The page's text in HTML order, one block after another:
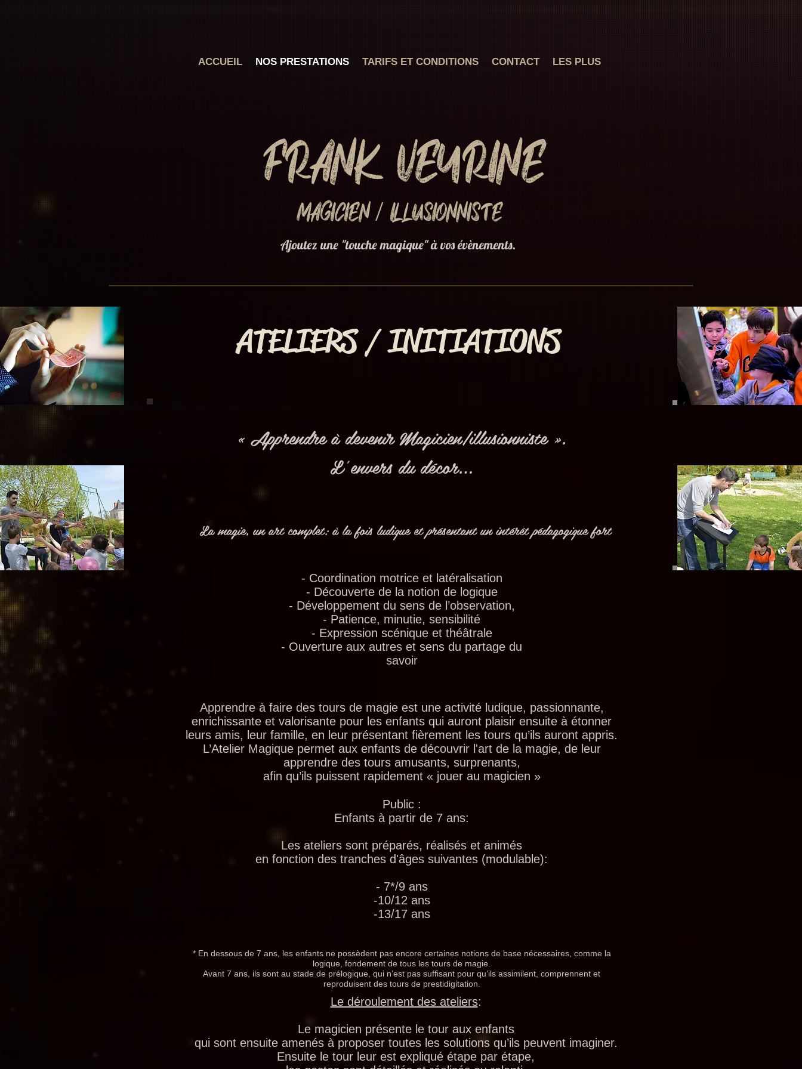
ACCUEIL NOS PRESTATIONS TARIFS ET CONDITIONS CONTACT LES PLUS
Frank Veyrine
Magicien / Illusionniste
Ajoutez une "touche magique" à vos évènements.
ATELIERS / INITIATIONS
« Apprendre à devenir Magicien/illusionniste ».
L’envers du décor…
La magie, un art complet: à la fois ludique et présentant un intérêt pédagogique fort
- Coordination motrice et latéralisation
- Découverte de la notion de logique
- Développement du sens de l’observation,
- Patience, minutie, sensibilité
- Expression scénique et théâtrale
- Ouverture aux autres et sens du partage du
savoir
Apprendre à faire des tours de magie est une activité ludique, passionnante,
enrichissante et valorisante pour les enfants qui auront plaisir ensuite à étonner
leurs amis, leur famille, en leur présentant fièrement les tours qu’ils auront appris.
L’Atelier Magique permet aux enfants de découvrir l'art de la magie, de leur
apprendre des tours amusants, surprenants,
afin qu’ils puissent rapidement « jouer au magicien »
Public :
Enfants à partir de 7 ans:
Les ateliers sont préparés, réalisés et animés
en fonction des tranches d'âges suivantes (modulable):
- 7*/9 ans
-10/12 ans
-13/17 ans
* En dessous de 7 ans, les enfants ne possèdent pas encore certaines notions de base nécessaires, comme la
logique, fondement de tous les tours de magie.
Avant 7 ans, ils sont au stade de prélogique, qui n’est pas suffisant pour qu’ils assimilent, comprennent et
reproduisent des tours de prestidigitation.
Le déroulement des ateliers:
Le magicien présente le tour aux enfants
qui sont ensuite amenés à proposer toutes les solutions qu’ils peuvent imaginer.
Ensuite le tour leur est expliqué étape par étape,